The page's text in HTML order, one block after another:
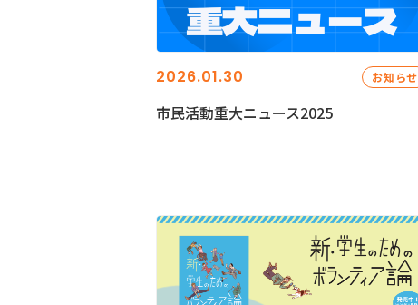
2026.01.30 お知らせ
市民活動重大ニュース2025